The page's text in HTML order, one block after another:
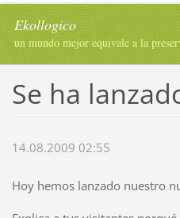
Ekollogico
un mundo mejor equivale a la
Se ha
14.08.2009 02:55
Hoy hemos lanzado nuestro